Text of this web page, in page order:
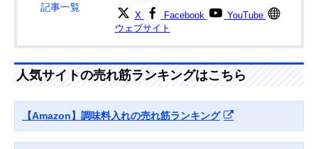
ニサイズ
リス(RISU) リベラ
Amazonで見る
sarasa design b2c
スタイリッシュな
記事一覧
X Facebook
YouTube
ウェブサイト
人気サイトの売れ筋ランキングはこちら
【Amazon】調味料入れの売れ筋ランキング